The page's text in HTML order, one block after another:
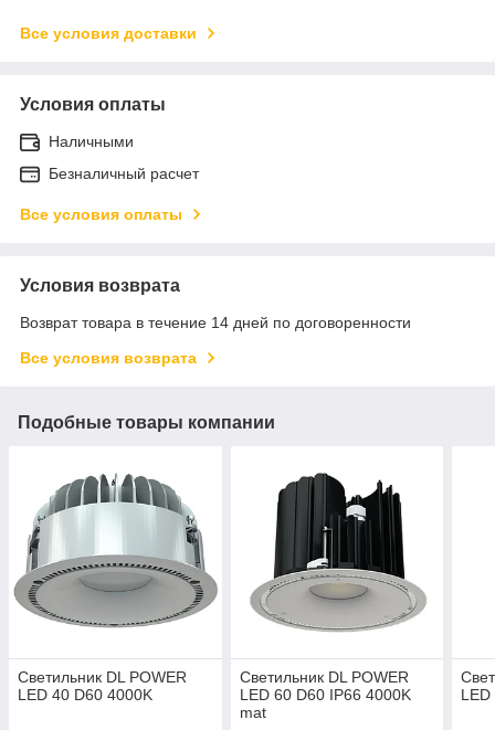
Все условия доставки
Условия оплаты
Наличными
Безналичный расчет
Все условия оплаты
Условия возврата
Возврат товара в течение 14 дней по договоренности
Все условия возврата
Подобные товары компании
Светильник DL POWER
LED 40 D60 4000K
Светильник DL POWER
LED 60 D60 IP66 4000K
mat